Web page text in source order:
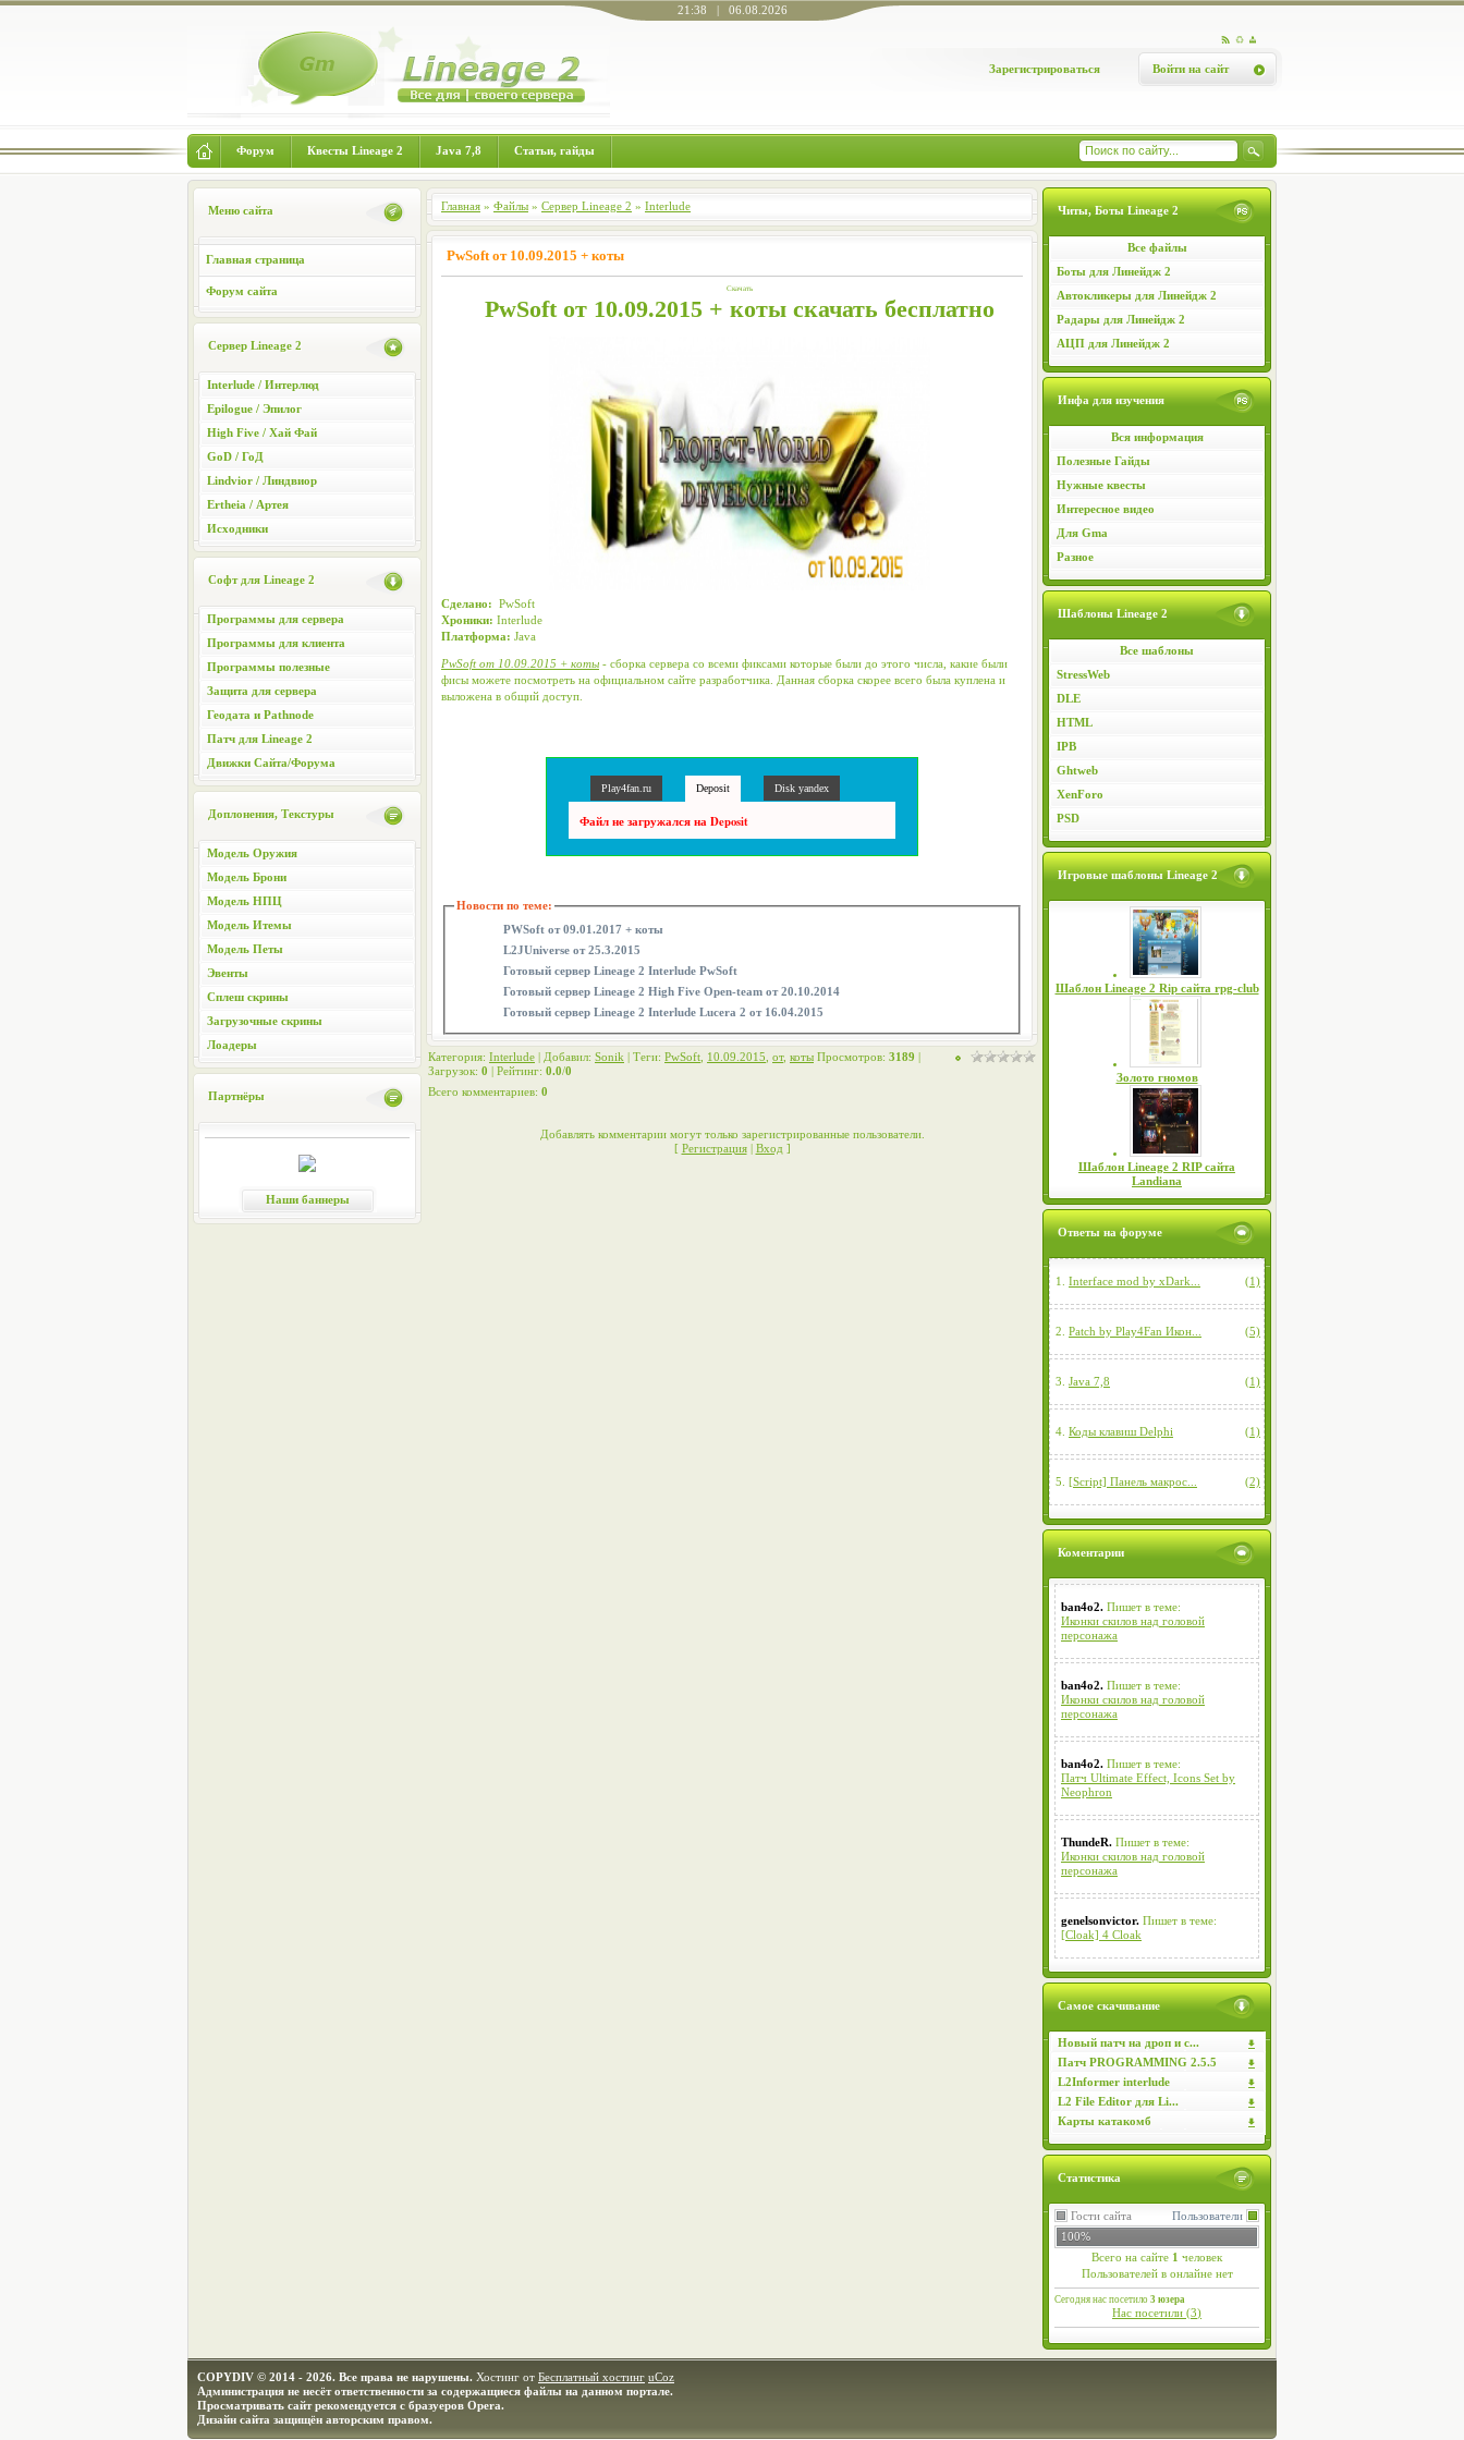
21:38 | 06.08.2026
Войти на сайт
Зарегистрироваться
Форум Квесты Lineage 2 Java 7,8 Статьи, гайды
Меню сайта
Главная страница
Форум сайта
Сервер Lineage 2
Interlude / Интерлюд
Epilogue / Эпилог
High Five / Хай Фай
GoD / ГоД
Lindvior / Линдвиор
Ertheia / Артея
Исходники
Софт для Lineage 2
Программы для сервера
Программы для клиента
Программы полезные
Защита для сервера
Геодата и Pathnode
Патч для Lineage 2
Движки Сайта/Форума
Доплонения, Текстуры
Модель Оружия
Модель Брони
Модель НПЦ
Модель Итемы
Модель Петы
Эвенты
Сплеш скрины
Загрузочные скрины
Лоадеры
Партнёры
Наши баннеры
Читы, Боты Lineage 2
Все файлы
Боты для Линейдж 2
Автокликеры для Линейдж 2
Радары для Линейдж 2
АЦП для Линейдж 2
Инфа для изучения
Вся информация
Полезные Гайды
Нужные квесты
Интересное видео
Для Gma
Разное
Шаблоны Lineage 2
Все шаблоны
StressWeb
DLE
HTML
IPB
Ghtweb
XenForo
PSD
Игровые шаблоны Lineage 2
Шаблон Lineage 2 Rip сайта rpg-club
Золото гномов
Шаблон Lineage 2 RIP сайта
Landiana
Ответы на форуме
1. Interface mod by xDark... (1)
2. Patch by Play4Fan Икон... (5)
3. Java 7,8 (1)
4. Коды клавиш Delphi (1)
5. [Script] Панель макрос... (2)
Коментарии
ban4o2. Пишет в теме:
Иконки скилов над головой
персонажа
ban4o2. Пишет в теме:
Иконки скилов над головой
персонажа
ban4o2. Пишет в теме:
Патч Ultimate Effect, Icons Set by
Neophron
ThundeR. Пишет в теме:
Иконки скилов над головой
персонажа
genelsonvictor. Пишет в теме:
[Cloak] 4 Cloak
Самое скачивание
Новый патч на дроп и с...
Патч PROGRAMMING 2.5.5
L2Informer interlude
L2 File Editor для Li...
Карты катакомб
Статистика
Пользователи
Гости сайта
100%
Всего на сайте 1 человек
Пользователей в онлайне нет
Сегодня нас посетило 3 юзера
Нас посетили (3)
Главная » Файлы » Сервер Lineage 2 » Interlude
PwSoft от 10.09.2015 + коты
Скачать
PwSoft от 10.09.2015 + коты скачать бесплатно
Сделано: PwSoft
Хроники: Interlude
Платформа: Java
PwSoft от 10.09.2015 + коты - сборка сервера со всеми фиксами которые были до этого числа, какие были
фисы можете посмотреть на официальном сайте разработчика. Данная сборка скорее всего была куплена и
выложена в общий доступ.
Play4fan.ru Deposit Disk yandex
Файл не загружался на Deposit
Новости по теме:
PWSoft от 09.01.2017 + коты
L2JUniverse от 25.3.2015
Готовый сервер Lineage 2 Interlude PwSoft
Готовый сервер Lineage 2 High Five Open-team от 20.10.2014
Готовый сервер Lineage 2 Interlude Lucera 2 от 16.04.2015
Категория: Interlude | Добавил: Sonik | Теги: PwSoft 10.09.2015 от, коты Просмотров: 3189 |
Загрузок: 0 | Рейтинг: 0.0/0
Всего комментариев: 0
Добавлять комментарии могут только зарегистрированные пользователи.
[ Регистрация| Вход ]
COPYDIV © 2014 - 2026. Все права не нарушены. Хостинг от Бесплатный хостинг uCoz
Администрация не несёт ответственности за содержащиеся файлы на данном портале.
Просматривать сайт рекомендуется с бразуеров Opera.
Дизайн сайта защищён авторским правом.